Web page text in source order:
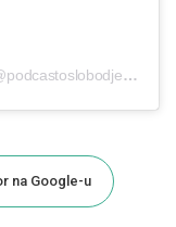
Објава коју дели Podcast Oslobođenje (@podcastoslobodjenje.ba)
na Google-u